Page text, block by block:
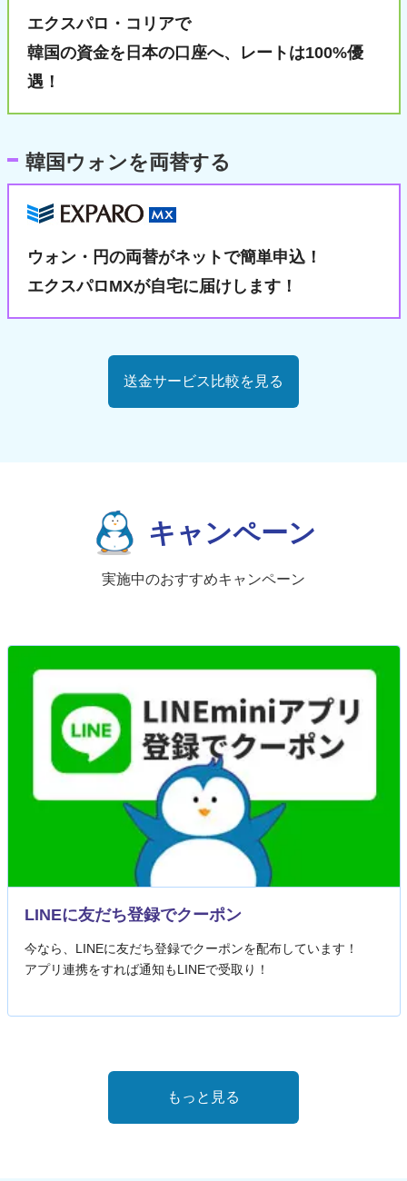
エクスパロ・コリアで
韓国の資金を日本の口座へ、
レートは100%優
遇！
韓国ウォンを両替する
ウォン・円の両替がネットで簡単申込！
エクスパロMXが自宅に届けします！
送金サービス比較を見る
キャンペーン
実施中のおすすめキャンペーン
LINEに友だち登録でクーポン
今なら、LINEに友だち登録でクーポンを配布しています！
アプリ連携をすれば通知もLINEで受取り！
もっと見る